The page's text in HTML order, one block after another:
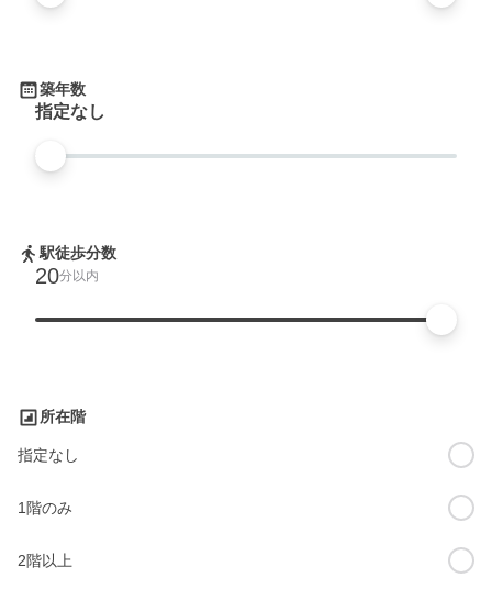
築年数
指定なし
駅徒歩分数
20分以内
所在階
指定なし
1階のみ
2階以上